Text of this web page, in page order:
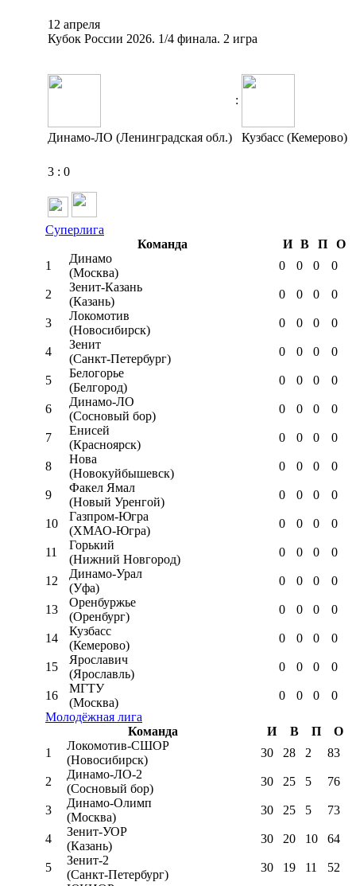
12 апреля
Кубок России 2026. 1/4 финала. 2 игра
:
Динамо-ЛО (Ленинградская обл.) Кузбасс (Кемерово)
3 : 0
Суперлига
Команда
И В П
О
1
Динамо
(Москва)
0 0 0 0
2
Зенит-Казань
(Казань)
0 0 0 0
3
Локомотив
(Новосибирск)
0 0 0 0
4
Зенит
(Санкт-Петербург)
0 0 0 0
5
Белогорье
(Белгород)
0 0 0 0
6
Динамо-ЛО
(Сосновый бор)
0 0 0 0
7
Енисей
(Красноярск)
0 0 0 0
8
Нова
(Новокуйбышевск)
0 0 0 0
9
Факел Ямал
(Новый Уренгой)
0 0 0 0
10
Газпром-Югра
(ХМАО-Югра)
0 0 0 0
11
Горький
(Нижний Новгород)
0 0 0 0
12
Динамо-Урал
(Уфа)
0 0 0 0
13
Оренбуржье
(Оренбург)
0 0 0 0
14
Кузбасс
(Кемерово)
0 0 0 0
15
Ярославич
(Ярославль)
0 0 0 0
16
МГТУ
(Москва)
0 0 0
0
Молодёжная лига
Команда
И В П
О
1
Локомотив-CШОР
(Новосибирск)
30 28 2 83
2
Динамо-ЛО-2
(Сосновый бор)
30 25 5 76
3
Динамо-Олимп
(Москва)
30 25 5 73
4
Зенит-УОР
(Казань)
30 20 10 64
5
Зенит-2
(Санкт-Петербург)
30 19 11 52